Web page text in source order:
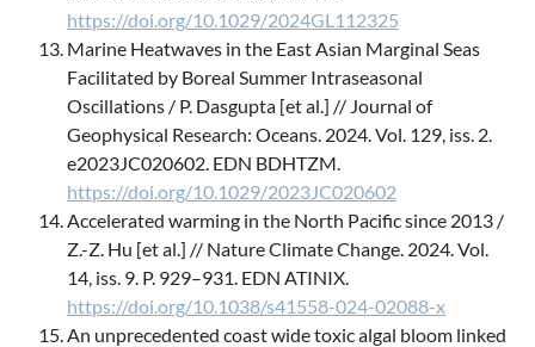
https://doi.org/10.1029/2024GL112325
Marine Heatwaves in the East Asian Marginal Seas
Facilitated by Boreal Summer Intraseasonal
Oscillations / P. Dasgupta [et al.] // Journal of
Geophysical Research: Oceans. 2024. Vol. 129, iss. 2.
e2023JC020602. EDN BDHTZM.
https://doi.org/10.1029/2023JC020602
Accelerated warming in the North Pacific since 2013 /
Z.-Z. Hu [et al.] // Nature Climate Change. 2024. Vol.
14, iss. 9. P. 929–931. EDN ATINIX.
https://doi.org/10.1038/s41558-024-02088-x
An unprecedented coast wide toxic algal bloom linked